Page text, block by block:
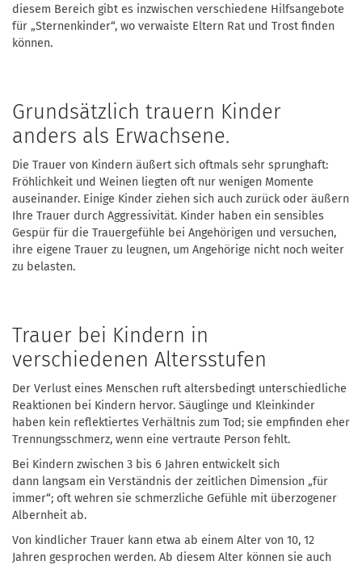
diesem Bereich gibt es inzwischen verschiedene Hilfsangebote
für „Sternenkinder“, wo verwaiste Eltern Rat und Trost finden
können.
Grundsätzlich trauern Kinder
anders als Erwachsene.
Die Trauer von Kindern äußert sich oftmals sehr sprunghaft:
Fröhlichkeit und Weinen liegten oft nur wenigen Momente
auseinander. Einige Kinder ziehen sich auch zurück oder äußern
Ihre Trauer durch Aggressivität. Kinder haben ein sensibles
Gespür für die Trauergefühle bei Angehörigen und versuchen,
ihre eigene Trauer zu leugnen, um Angehörige nicht noch weiter
zu belasten.
Trauer bei Kindern in
verschiedenen Altersstufen
Der Verlust eines Menschen ruft altersbedingt unterschiedliche
Reaktionen bei Kindern hervor. Säuglinge und Kleinkinder
haben kein reflektiertes Verhältnis zum Tod; sie empfinden eher
Trennungsschmerz, wenn eine vertraute Person fehlt.
Bei Kindern zwischen 3 bis 6 Jahren entwickelt sich
dann langsam ein Verständnis der zeitlichen Dimension „für
immer“; oft wehren sie schmerzliche Gefühle mit überzogener
Albernheit ab.
Von kindlicher Trauer kann etwa ab einem Alter von 10, 12
Jahren gesprochen werden. Ab diesem Alter können sie auch